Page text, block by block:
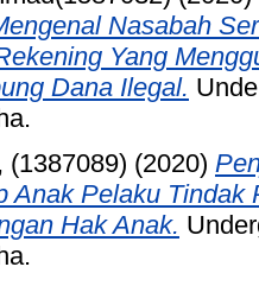
Nasabah
Yang
Dana Ilegal.
(1387089) (2020)
Anak Pelaku
Hak Anak.